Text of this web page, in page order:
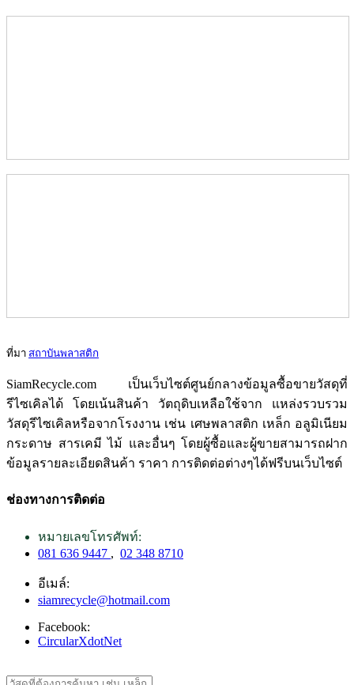
ที่มา สถาบันพลาสติก
SiamRecycle.com เป็นเว็บไซต์ศูนย์กลางข้อมูลซื้อขายวัสดุที่
รีไซเคิลได้ โดยเน้นสินค้า วัตถุดิบเหลือใช้จาก แหล่งรวบรวม
วัสดุรีไซเคิลหรือจากโรงงาน เช่น เศษพลาสติก เหล็ก อลูมิเนียม
กระดาษ สารเคมี ไม้ และอื่นๆ โดยผู้ซื้อและผู้ขายสามารถฝาก
ข้อมูลรายละเอียดสินค้า ราคา การติดต่อต่างๆได้ฟรีบนเว็บไซต์
ช่องทางการติดต่อ
หมายเลขโทรศัพท์:
081 636 9447 , 02 348 8710
อีเมล์:
siamrecycle@hotmail.com
Facebook:
CircularXdotNet